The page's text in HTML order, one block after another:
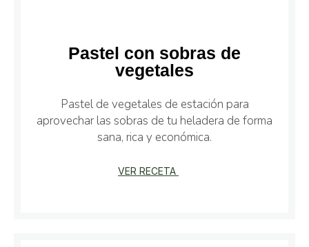
Pastel con sobras de
vegetales
Pastel de vegetales de estación para
aprovechar las sobras de tu heladera de forma
sana, rica y económica.
VER RECETA